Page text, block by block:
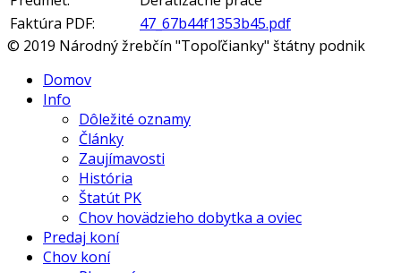
Faktúra PDF:
47_67b44f1353b45.pdf
© 2019 Národný žrebčín "Topoľčianky" štátny podnik
Domov
Info
Dôležité oznamy
Články
Zaujímavosti
História
Štatút PK
Chov hovädzieho dobytka a oviec
Predaj koní
Chov koní